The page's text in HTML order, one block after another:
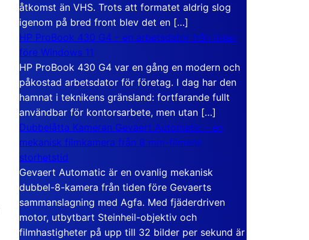
åtkomst än VHS. Trots att formatet aldrig slog
igenom på bred front blev det en […]
HP ProBook 430 G4 – en arbetsdator från tiden
före Windows 11
HP ProBook 430 G4 var en gång en modern och
påkostad arbetsdator för företag. I dag har den
hamnat i teknikens gränsland: fortfarande fullt
användbar för kontorsarbete, men utan […]
Dubbelåtta Kameran Gevaert Automatic – en
mekanisk filmkamera från 8 mm-filmens
storhetstid
Gevaert Automatic är en ovanlig mekanisk
dubbel-8-kamera från tiden före Gevaerts
sammanslagning med Agfa. Med fjäderdriven
motor, utbytbart Steinheil-objektiv och
filmhastigheter på upp till 32 bilder per sekund är